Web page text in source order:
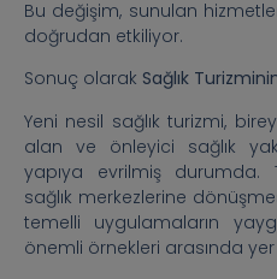
Bu değişim, sunulan
doğrudan etkiliyor.
Sonuç olarak Sağlık
Yeni nesil sağlık turizmi,
alan ve önleyici sağlık
yapıya evrilmiş durumda.
sağlık merkezlerine
temelli uygulamaların
önemli örnekleri arasında yer